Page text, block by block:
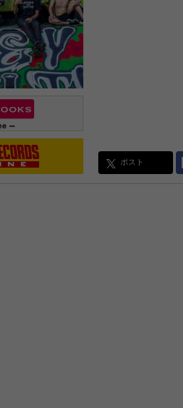
ポスト